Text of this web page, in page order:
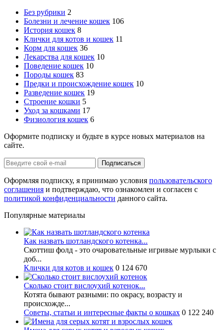
Без рубрики 2
Болезни и лечение кошек 106
История кошек 8
Клички для котов и кошек 11
Корм для кошек 36
Лекарства для кошек 10
Поведение кошек 10
Породы кошек 83
Предки и происхождение кошек 10
Разведение кошек 19
Строение кошки 5
Уход за кошками 17
Физиология кошек 6
Оформите подписку и будьте в курсе новых материалов на
сайте.
Оформляя подписку, я принимаю условия пользовательского
соглашения и подтверждаю, что ознакомлен и согласен с
политикой конфиденциальности данного сайта.
Популярные материалы
Как назвать шотландского котенка...
Скоттиш фолд - это очаровательные игривые мурлыки с
доб...
Клички для котов и кошек 0 124 670
Сколько стоит вислоухий котенок...
Котята бывают разными: по окрасу, возрасту и
происхожде...
Советы, статьи и интересные факты о кошках 0 122 240